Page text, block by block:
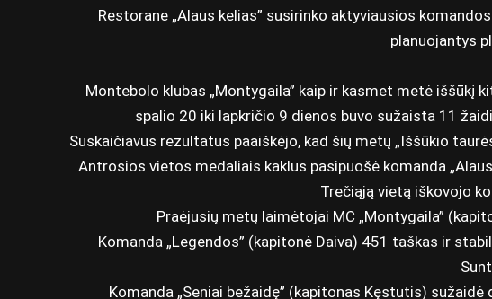
Restorane „Alaus kelias” susirinko aktyviausios
planuojantys
Montebolo klubas „Montygaila” kaip ir kasmet metė
spalio 20 iki lapkričio 9 dienos buvo sužaista 11
Suskaičiavus rezultatus paaiškėjo, kad šių metų „Iššūkio
Antrosios vietos medaliais kaklus pasipuošė komanda
Trečiąją vietą iškovojo
Praėjusių metų laimėtojai MC „Montygaila”
Komanda „Legendos” (kapitonė Daiva) 451 taškas ir
Komanda „Seniai bežaidę” (kapitonas Kęstutis)